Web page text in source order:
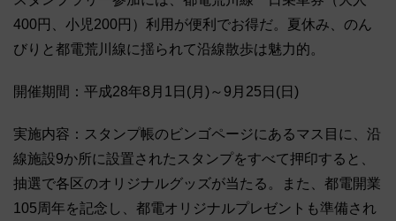
400円、小児200円）利用が便利でお得だ。夏休み、のん
びりと都電荒川線に揺られて沿線散歩は魅力的。
開催期間：平成28年8月1日(月)～9月25日(日)
実施内容：スタンプ帳のビンゴページにあるマス目に、沿
線施設9か所に設置されたスタンプをすべて押印すると、
抽選で各区のオリジナルグッズが当たる。また、都電開業
105周年を記念し、都電オリジナルプレゼントも準備され